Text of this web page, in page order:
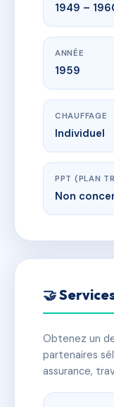
1949 –
ANNÉE
1959
CHAUFFAGE
Individuel
PPT (PLAN
Non
🤝
Obtenez un
partenaires
assurance,